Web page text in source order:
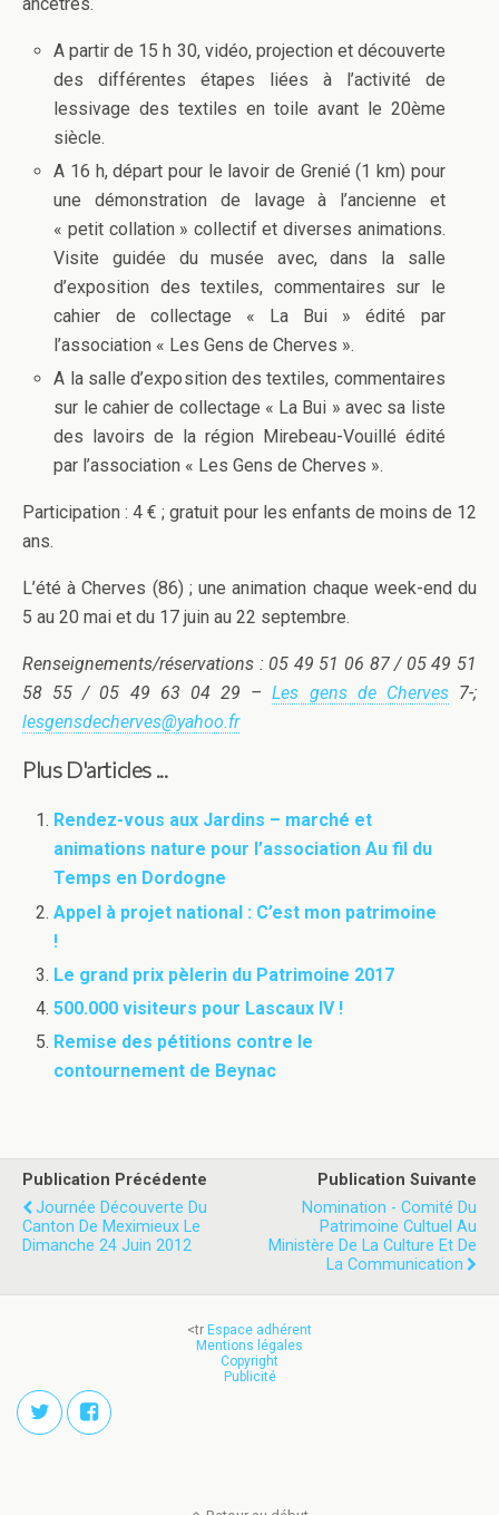
A partir de 15 h 30, vidéo, projection et découverte
des différentes étapes liées à l’activité de
lessivage des textiles en toile avant le 20ème
siècle.
A 16 h, départ pour le lavoir de Grenié (1 km) pour
une démonstration de lavage à l’ancienne et
« petit collation » collectif et diverses animations.
Visite guidée du musée avec, dans la salle
d’exposition des textiles, commentaires sur le
cahier de collectage « La Bui » édité par
l’association « Les Gens de Cherves ».
A la salle d’exposition des textiles, commentaires
sur le cahier de collectage « La Bui » avec sa liste
des lavoirs de la région Mirebeau-Vouillé édité
par l’association « Les Gens de Cherves ».
Participation : 4 € ; gratuit pour les enfants de moins de 12
ans.
L’été à Cherves (86) ; une animation chaque week-end du
5 au 20 mai et du 17 juin au 22 septembre.
Renseignements/réservations : 05 49 51 06 87 / 05 49 51
58 55 / 05 49 63 04 29 – Les gens de Cherves7-;
lesgensdecherves@yahoo.fr
Plus D'articles ...
Rendez-vous aux Jardins – marché et
animations nature pour l’association Au fil du
Temps en Dordogne
Appel à projet national : C’est mon patrimoine
!
Le grand prix pèlerin du Patrimoine 2017
500.000 visiteurs pour Lascaux IV !
Remise des pétitions contre le
contournement de Beynac
Publication Précédente
Journée Découverte Du
Canton De Meximieux Le
Dimanche 24 Juin 2012
Publication Suivante
Nomination - Comité Du
Patrimoine Cultuel Au
Ministère De La Culture Et De
La Communication
<tr Espace adhérent
Mentions légales
Copyright
Publicité